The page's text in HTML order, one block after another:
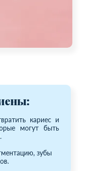
кариес и
могут быть
зубы